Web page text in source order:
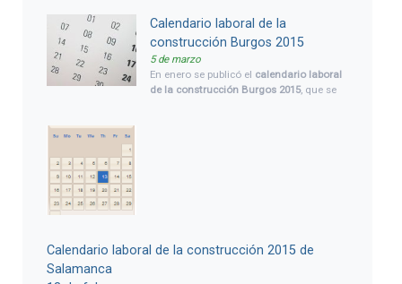
Calendario laboral de la
construcción Burgos 2015
5 de marzo
En enero se publicó el calendario laboral
de la construcción Burgos 2015, que se
Calendario laboral de la construcción 2015 de
Salamanca